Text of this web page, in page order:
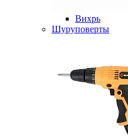
Вихрь
Шуруповерты